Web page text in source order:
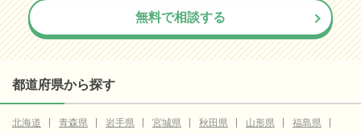
無料で相談する
都道府県から探す
北海道 青森県 岩手県 宮城県 秋田県 山形県
福島県